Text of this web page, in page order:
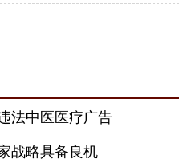
法中医医疗广告
战略具备良机